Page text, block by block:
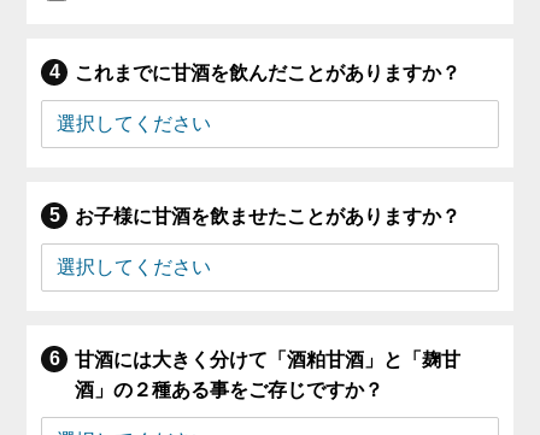
これまでに甘酒を飲んだことがありますか？
お子様に甘酒を飲ませたことがありますか？
甘酒には大きく分けて「酒粕甘酒」と「麹甘
酒」の２種ある事をご存じですか？